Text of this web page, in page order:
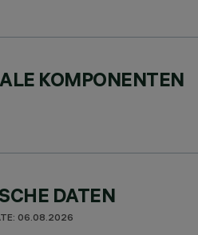
KOMPONENTEN
DATEN
06.08.2026